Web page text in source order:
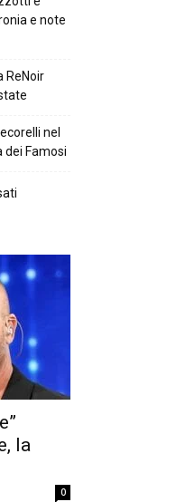
e note
ReNoir
nel
dei Famosi
la
0